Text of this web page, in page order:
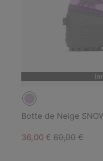
Botte de Neige
Sale price:
36,00 € Regular price:
60,00 €